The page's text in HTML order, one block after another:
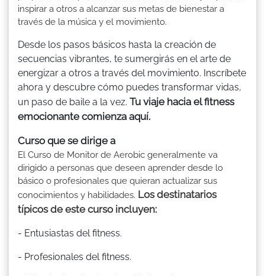
inspirar a otros a alcanzar sus metas de bienestar a
través de la música y el movimiento.
Desde los pasos básicos hasta la creación de
secuencias vibrantes, te sumergirás en el arte de
energizar a otros a través del movimiento. Inscríbete
ahora y descubre cómo puedes transformar vidas,
un paso de baile a la vez. Tu viaje hacia el fitness
emocionante comienza aquí.
Curso que se dirige a
El Curso de Monitor de Aerobic generalmente va
dirigido a personas que deseen aprender desde lo
básico o profesionales que quieran actualizar sus
conocimientos y habilidades. Los destinatarios
típicos de este curso incluyen:
- Entusiastas del fitness.
- Profesionales del fitness.